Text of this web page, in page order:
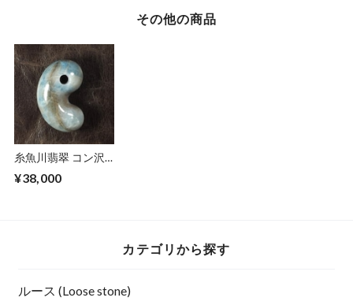
その他の商品
糸魚川翡翠 コン沢
ま 勾玉 19.6g
¥38,000
カテゴリから探す
ルース (Loose stone)